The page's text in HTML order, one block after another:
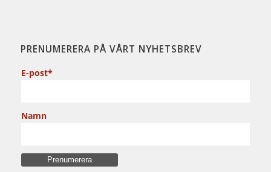
PRENUMERERA PÅ VÅRT NYHETSBREV
E-post*
Namn